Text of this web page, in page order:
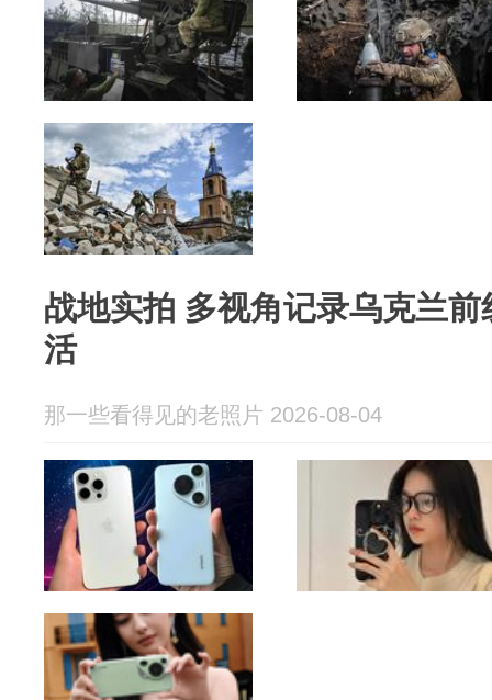
战地实拍 多视角记录乌克兰
活
那一些看得见的老照片 2026-08-04